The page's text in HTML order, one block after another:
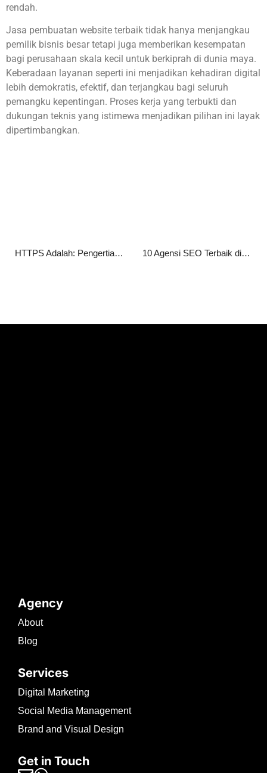
rendah.
Jasa pembuatan website terbaik tidak hanya menjangkau
pemilik bisnis besar tetapi juga memberikan kesempatan
bagi perusahaan skala kecil untuk berkiprah di dunia maya.
Keberadaan layanan seperti ini menjadikan kehadiran digital
lebih demokratis, efektif, dan terjangkau bagi seluruh
pemangku kepentingan. Proses kerja yang terbukti dan
dukungan teknis yang istimewa menjadikan pilihan ini layak
dipertimbangkan.
HTTPS Adalah: Pengertian, Fungsi, Cara Kerja, serta Manfaatnya bagi Website 10 Agensi SEO Terbaik di Jakarta 2026 untuk Tingkatkan Peringkat Website Anda
Agency
About
Blog
Services
Digital Marketing
Social Media Management
Brand and Visual Design
Get in Touch